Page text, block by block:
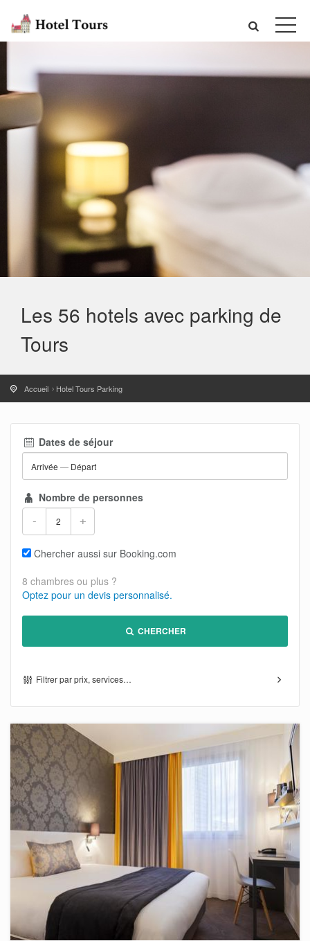
Les 56 hotels avec parking de
Tours
Accueil Hotel Tours Parking
Dates de séjour
Arrivée — Départ
Nombre de personnes
- +
Chercher aussi sur Booking.com
8 chambres ou plus ?
Optez pour un devis personnalisé.
CHERCHER
Filtrer par prix, services…